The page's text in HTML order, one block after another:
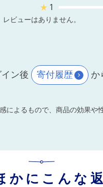
★ 1
レビューはありません。
ン後 寄付履歴 か
よるもので、商品の効果や
かにこんな